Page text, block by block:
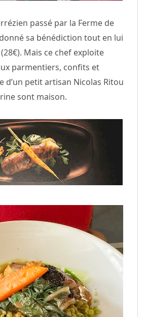
passé par la Ferme de
sa bénédiction tout en lui
Mais ce chef exploite
parmentiers, confits et
petit artisan Nicolas Ritou
sont maison.